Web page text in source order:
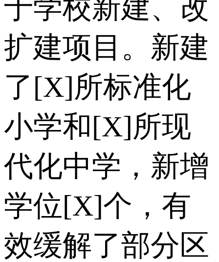
于学校新建、改
扩建项目。新建
了[X]所标准化
小学和[X]所现
代化中学，新增
学位[X]个，有
效缓解了部分区